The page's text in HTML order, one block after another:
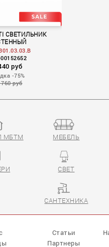
СВЕТИЛЬНИК
руб
-75%
руб
МБТМ МЕБЕЛЬ
СВЕТ
САНТЕХНИКА
Статьи
Партнеры